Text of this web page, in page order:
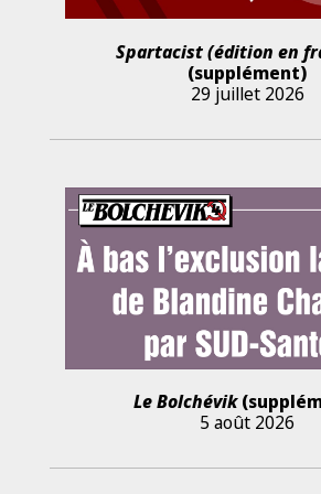
Spartacist (édition en
(supplément)
29 juillet 2026
Le Bolchévik
5 août 2026